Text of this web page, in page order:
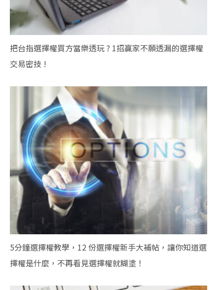
把台指選擇權買方當樂透玩 ? 1招贏家不願透漏的選擇權
交易密技 !
5分鐘選擇權教學，12 份選擇權新手大補帖，讓你知道選
擇權是什麼，不再看見選擇權就糊塗！